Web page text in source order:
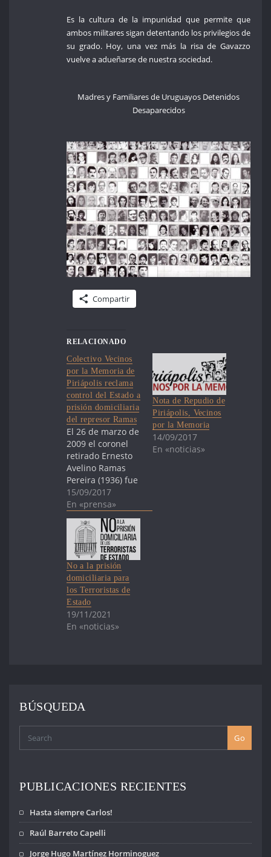
Es la cultura de la impunidad que permite que
ambos militares sigan detentando los privilegios de
su grado. Hoy, una vez más la risa de Gavazzo
vuelve a adueñarse de nuestra sociedad.
Madres y Familiares de Uruguayos Detenidos
Desaparecidos
Compartir
RELACIONADO
Colectivo Vecinos
por la Memoria de
Piriápolis reclama
control del Estado a
prisión domiciliaria
del represor Ramas
El 26 de marzo de
2009 el coronel
retirado Ernesto
Avelino Ramas
Pereira (1936) fue
condenado a 25
años de prisión
por diversos
crímenes
especialmente
agravados, como
el homicidio de
María Claudia
García de
Gelman, y en la
actualidad tiene
una causa abierta
15/09/2017
En «prensa»
Nota de Repudio de
Piriápolis, Vecinos
por la Memoria
14/09/2017
En «noticias»
No a la prisión
domiciliaria para
los Terroristas de
Estado
19/11/2021
En «noticias»
BÚSQUEDA
Go
PUBLICACIONES RECIENTES
Hasta siempre Carlos!
Raúl Barreto Capelli
Jorge Hugo Martínez Horminoguez